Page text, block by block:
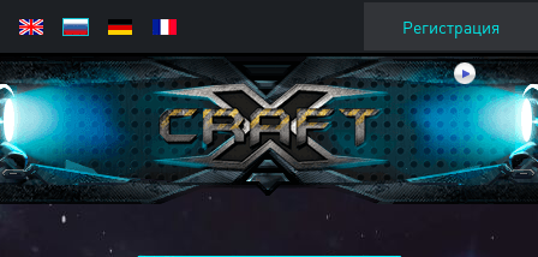
Регистрация